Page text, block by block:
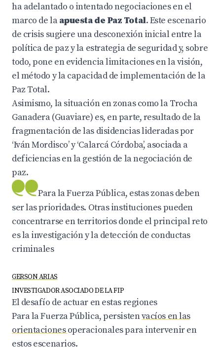
ha adelantado o intentado negociaciones en el
marco de laapuesta de Paz Total. Este escenario
de crisis sugiere una desconexión inicial entre la
política de paz y la estrategia de seguridad y, sobre
todo, pone en evidencia limitaciones en la visión,
el método y la capacidad de implementación de la
Paz Total.
Asimismo, la situación en zonas como la Trocha
Ganadera (Guaviare) es, en parte, resultado de la
fragmentación de las disidencias lideradas por
‘Iván Mordisco’ y ‘Calarcá Córdoba’, asociada a
deficiencias en la gestión de la negociación de
paz.
Para la Fuerza Pública, estas zonas deben
ser las prioridades. Otras instituciones pueden
concentrarse en territorios donde el principal reto
es la investigación y la detección de conductas
criminales
GERSON ARIAS
INVESTIGADOR ASOCIADO DE LA FIP
El desafío de actuar en estas regiones
Para la Fuerza Pública, persistenvacíos en las
orientacionesoperacionales para intervenir en
estos escenarios.